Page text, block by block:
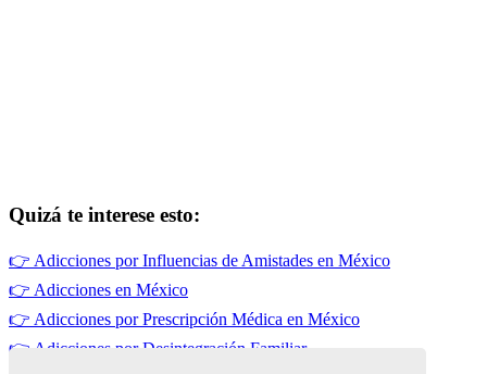
Quizá te interese esto:
👉 Adicciones por Influencias de Amistades en México
👉 Adicciones en México
👉 Adicciones por Prescripción Médica en México
👉 Adicciones por Desintegración Familiar